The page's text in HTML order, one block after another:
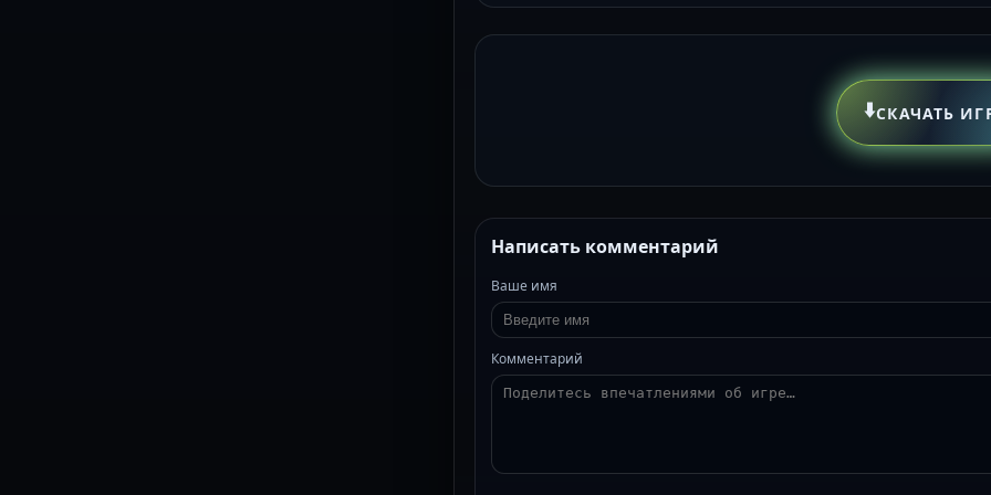
⬇️СКАЧАТЬ
Написать комментарий
Ваше имя
Комментарий